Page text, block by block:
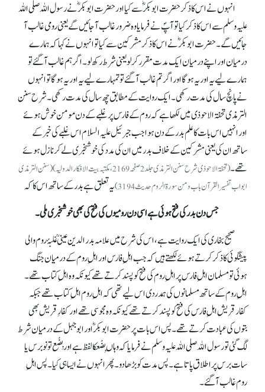
انہوں نے اس کا ذکر حضرت ابوبکرؓسے کیا اور حضرت ابوبکرؓنے رسول اللہ صلی اللہ
علیہ وسلم سے اس کا ذکر کیا تو آپؐ نے فرمایا وہ ضرور غالب آ جائیں گے یعنی رومی غالب آ
جائیں گے۔ حضرت ابوبکرؓ نے اس کا ذکر مشرکین سے کیا تو انہوں نے کہا کہ ہمارے
درمیان اور اپنے درمیان ایک مدت مقرر کر لو یعنی شرط رکھ لو۔ اگر ہم غالب آ گئے تو
ہمارے لیے یہ اور یہ ہو گا اور اگر تم غالب آگئے تو تمہارے لیے یہ اور یہ ہو گا تو انہوں
نے پانچ سال کی مدت رکھی۔ ایک روایت کے مطابق چھ سال کی مدت رکھی۔ شرح سنن
الترمذی تحفۃ الاحوذی میں لکھا ہے کہ روم کے فارس پر غلبے کے دن مومن خوش ہوئے
اور انہیں اس بات کا علم بدر کے دن ہوا جب جبرئیل علیہ السلام اس غلبے کی خبر کے
ساتھ ان کی یعنی مشرکین کے خلاف بدر میں ان کی مدد کی خوشخبری لے کر نازل ہوئے
تھے۔
(تحفۃ الاحوذی شرح سنن الترمذی جلد 2 صفحہ2169، مکتبہ بیت الافکار الدولیہ)(سنن الترمذی
ابواب تفسیر القرآن باب ومن سورۃ الروم حدیث 3194)
یہ تعلق ہے بدر کے ساتھ اس کا کہ
جس دن بدر کی فتح ہوئی ہے اسی دن رومیوں کی فتح کی بھی خوشخبری ملی۔
صحیح بخاری کی ایک روایت ہے، اس کی شرح میں علامہ بدر الدین عینیؒ غلبۂ روم والی
پیشگوئی کا ذکر کرتے ہوئے لکھتے ہیں کہ جب اہلِ فارس اور اہلِ روم کے درمیان جنگ
ہوئی تو مسلمان اہلِ فارس پر اہلِ روم کی فتح کو پسند کرتے تھے کیونکہ وہ اہلِ کتاب تھے۔
اہلِ روم کے ساتھ مسلمانوں کی ہمدردی اس لیے تھی کہ اہلِ روم اہلِ کتاب تھے جبکہ
کفار قریش اہلِ فارس کی فتح کو پسند کرتے تھے کیونکہ وہ مجوسی تھے اور کفارِ قریش بھی
بتوں کی عبادت کرتے تھے۔ پس اس بات پر حضرت ابوبکرؓ اور ابوجہل کے درمیان شرط
لگ گئی تو رسول اللہ صلی اللہ علیہ وسلم نے فرمایا کہ وہاں بِضْعکا لفظ ہے اور بِضْع تو نو برس یا
سات برس پر اطلاق پاتا ہے۔ پس مدت کو بڑھا دو۔ پھر انہوں نے ایسا ہی کیا۔ پس اہلِ
روم غالب آ گئے۔